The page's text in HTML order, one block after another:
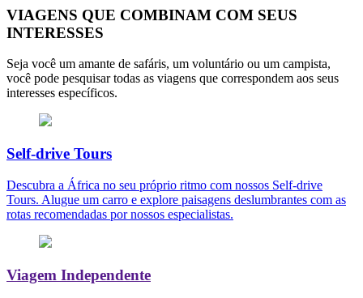
VIAGENS QUE COMBINAM COM SEUS
INTERESSES
Seja você um amante de safáris, um voluntário ou um campista,
você pode pesquisar todas as viagens que correspondem aos seus
interesses específicos.
Self-drive Tours
Descubra a África no seu próprio ritmo com nossos Self-drive
Tours. Alugue um carro e explore paisagens deslumbrantes com as
rotas recomendadas por nossos especialistas.
Viagem Independente